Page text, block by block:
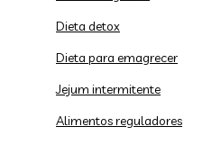
Dieta detox
Dieta para emagrecer
Jejum intermitente
Alimentos reguladores